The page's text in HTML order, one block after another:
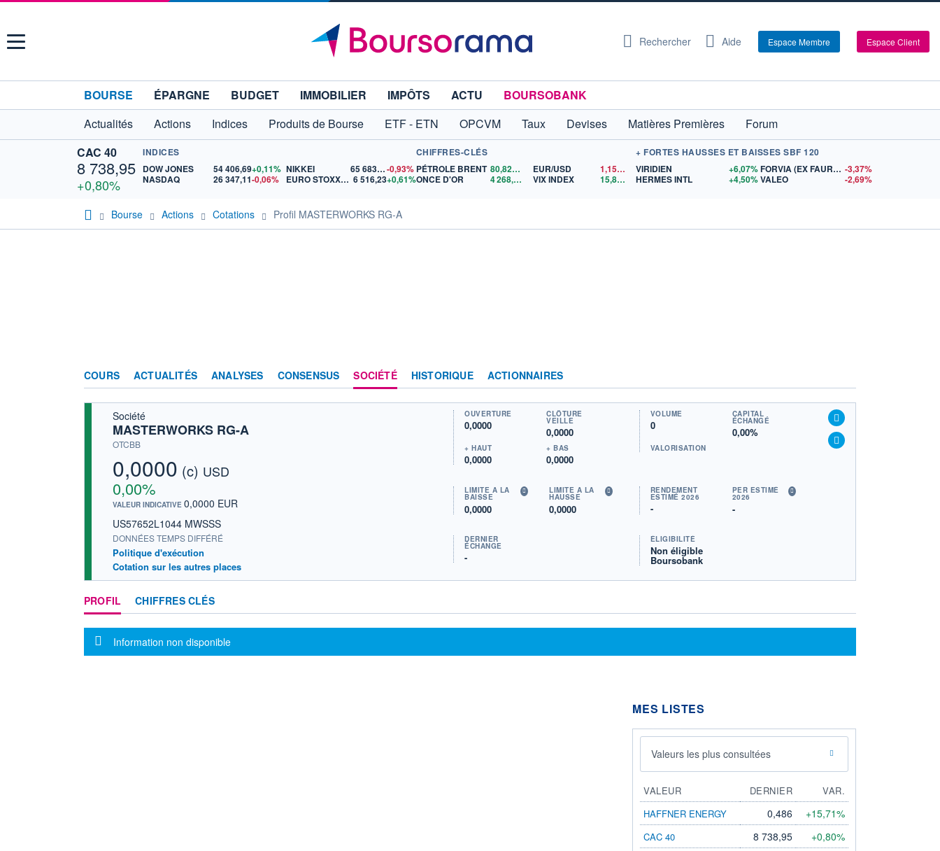
Menu Rechercher Aide Espace Membre Espace Client
BOURSE ÉPARGNE BUDGET IMMOBILIER IMPÔTS ACTU
BOURSOBANK
Actualités
Actions Indices Produits de Bourse ETF - ETN OPCVM Taux Devises Matières Premières
Forum
CAC 40
8 738,95
+0,80%
INDICES
DOW JONES
54 406,69+0,11%
NASDAQ
26 347,11-0,06%
NIKKEI 65 683,26-0,93%
EURO STOXX 50 6 516,23+0,61%
CHIFFRES-CLÉS
PÉTROLE BRENT
80,82
$US
ONCE D'OR
4 268,93 $US
EUR/USD 1,1544
$US
VIX INDEX
15,82$US
+ FORTES HAUSSES ET BAISSES SBF 120
VIRIDIEN
+6,07%
HERMES INTL
+4,50%
FORVIA (EX FAURECIA) -3,37%
VALEO
-2,69%
Bourse Actions Cotations Profil MASTERWORKS RG-A
COURS ACTUALITÉS ANALYSES CONSENSUS SOCIÉTÉ HISTORIQUE ACTIONNAIRES
Société
MASTERWORKS RG-A
OTCBB
0,0000 (c) USD
0,00%
VALEUR INDICATIVE 0,0000 EUR
US57652L1044 MWSSS
DONNÉES TEMPS DIFFÉRÉ
Politique d'exécution
Cotation sur les autres places
OUVERTURE
0,0000
CLÔTURE
VEILLE
0,0000
+ HAUT
0,0000
+ BAS
0,0000
VOLUME
0
CAPITAL
ÉCHANGÉ
0,00%
VALORISATION
LIMITE À LA
BAISSE
0,0000
LIMITE À LA
HAUSSE
0,0000
RENDEMENT
ESTIMÉ 2026
-
PER ESTIMÉ
2026
-
DERNIER
ÉCHANGE
-
ÉLIGIBILITÉ
Non éligible
Boursobank
PROFIL CHIFFRES CLÉS
Message d'information
Information non disponible
MES LISTES
Valeurs les plus consultées
VALEUR DERNIER
VAR.
HAFFNER ENERGY
0,486 +15,71%
CAC 40 8 738,95 +0,80%